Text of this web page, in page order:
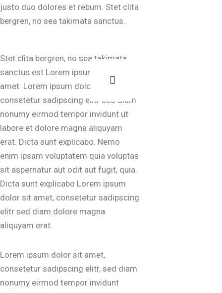
justo duo dolores et rebum. Stet clita
bergren, no sea takimata sanctus.
Stet clita bergren, no sea takimata
sanctus est Lorem ipsum dolor sit
amet. Lorem ipsum dolor sit amet,
consetetur sadipscing elitr sed diam
nonumy eirmod tempor invidunt ut
labore et dolore magna aliquyam
erat. Dicta sunt explicabo. Nemo
enim ipsam voluptatem quia voluptas
sit aspernatur aut odit aut fugit, quia.
Dicta sunt explicabo Lorem ipsum
dolor sit amet, consetetur sadipscing
elitr sed diam dolore magna
aliquyam erat.
Lorem ipsum dolor sit amet,
consetetur sadipscing elitr, sed diam
nonumy eirmod tempor invidunt